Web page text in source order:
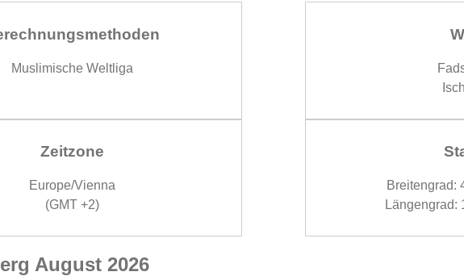
Muslimische Weltliga
Zeitzone
Europe/Vienna
(GMT +2)
Breitengrad:
Längengrad:
August 2026